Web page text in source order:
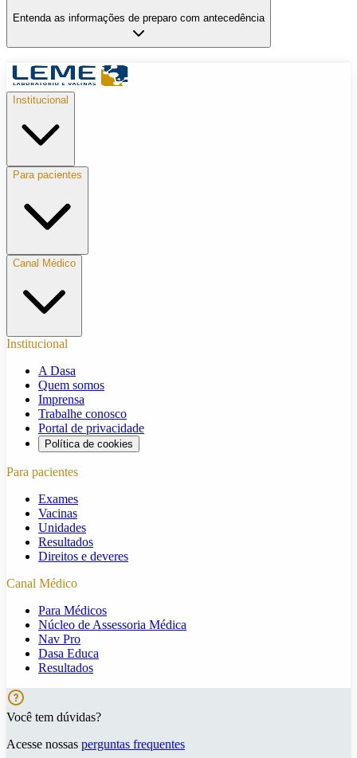
Entenda as informações de preparo com antecedência
Institucional
Para pacientes
Canal Médico
Institucional
A Dasa
Quem somos
Imprensa
Trabalhe conosco
Portal de privacidade
Política de cookies
Para pacientes
Exames
Vacinas
Unidades
Resultados
Direitos e deveres
Canal Médico
Para Médicos
Núcleo de Assessoria Médica
Nav Pro
Dasa Educa
Resultados
Você tem dúvidas?
Acesse nossas perguntas frequentes